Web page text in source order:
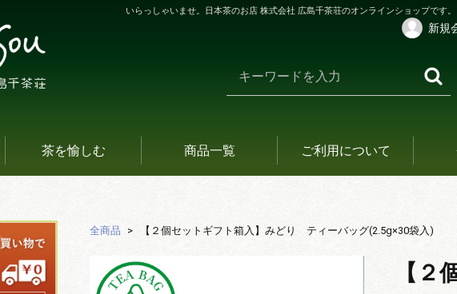
いらっしゃいませ。日本茶のお店 株式会社 広島千茶荘のオンラインショップです。
新規
茶を愉しむ 商品一覧 ご利用について
全商品 【２個セットギフト箱入】みどり ティーバッグ(2.5g×30袋入)
【２